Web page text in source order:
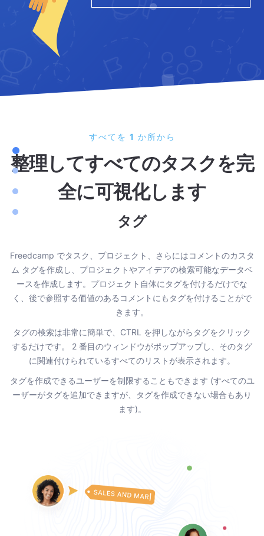
すべてを 1 か所から
整理してすべてのタスクを完
全に可視化します
タグ
Freedcamp でタスク、プロジェクト、さらにはコメントのカスタ
ム タグを作成し、プロジェクトやアイデアの検索可能なデータベ
ースを作成します。プロジェクト自体にタグを付けるだけでな
く、後で参照する価値のあるコメントにもタグを付けることがで
きます。
タグの検索は非常に簡単で、CTRL を押しながらタグをクリック
するだけです。 2 番目のウィンドウがポップアップし、そのタグ
に関連付けられているすべてのリストが表示されます。
タグを作成できるユーザーを制限することもできます (すべてのユ
ーザーがタグを追加できますが、タグを作成できない場合もあり
ます)。